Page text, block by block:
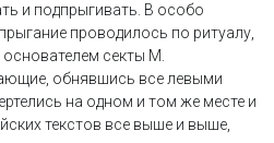
и подпрыгивать. В особо
проводилось по ритуалу,
секты М.
обнявшись все левыми
на одном и том же месте и
текстов все выше и выше,